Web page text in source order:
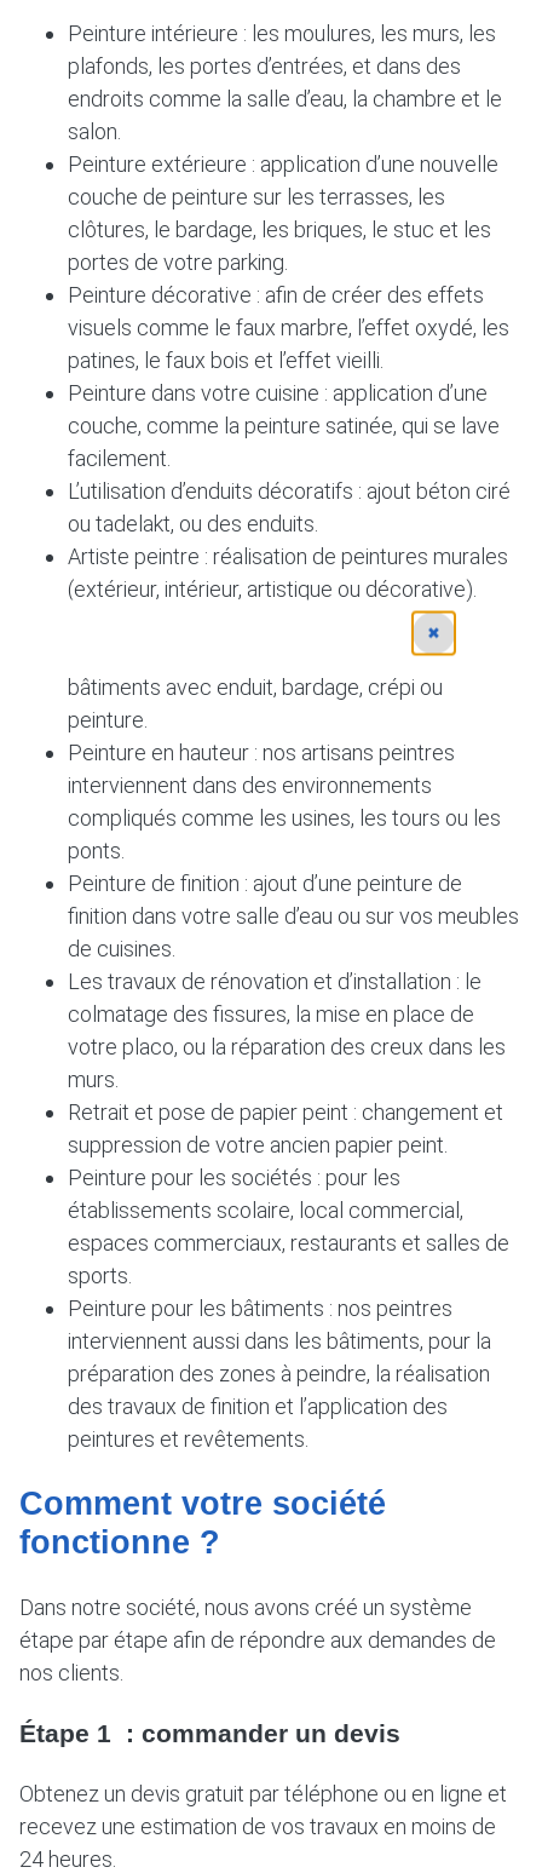
Peinture intérieure : les moulures, les murs, les
plafonds, les portes d’entrées, et dans des
endroits comme la salle d’eau, la chambre et le
salon.
Peinture extérieure : application d’une nouvelle
couche de peinture sur les terrasses, les
clôtures, le bardage, les briques, le stuc et les
portes de votre parking.
Peinture décorative : afin de créer des effets
visuels comme le faux marbre, l’effet oxydé, les
patines, le faux bois et l’effet vieilli.
Peinture dans votre cuisine : application d’une
couche, comme la peinture satinée, qui se lave
facilement.
L’utilisation d’enduits décoratifs : ajout béton ciré
ou tadelakt, ou des enduits.
Artiste peintre : réalisation de peintures murales
(extérieur, intérieur, artistique ou décorative).
Peinture pour le ravalement de façade :
restauration, rénovation des façades de
bâtiments avec enduit, bardage, crépi ou
peinture.
Peinture en hauteur : nos artisans peintres
interviennent dans des environnements
compliqués comme les usines, les tours ou les
ponts.
Peinture de finition : ajout d’une peinture de
finition dans votre salle d’eau ou sur vos meubles
de cuisines.
Les travaux de rénovation et d’installation : le
colmatage des fissures, la mise en place de
votre placo, ou la réparation des creux dans les
murs.
Retrait et pose de papier peint : changement et
suppression de votre ancien papier peint.
Peinture pour les sociétés : pour les
établissements scolaire, local commercial,
espaces commerciaux, restaurants et salles de
sports.
Peinture pour les bâtiments : nos peintres
interviennent aussi dans les bâtiments, pour la
préparation des zones à peindre, la réalisation
des travaux de finition et l’application des
peintures et revêtements.
Comment votre société
fonctionne ?
Dans notre société, nous avons créé un système
étape par étape afin de répondre aux demandes de
nos clients.
Étape 1 : commander un devis
Obtenez un devis gratuit par téléphone ou en ligne et
recevez une estimation de vos travaux en moins de
24 heures.
✖